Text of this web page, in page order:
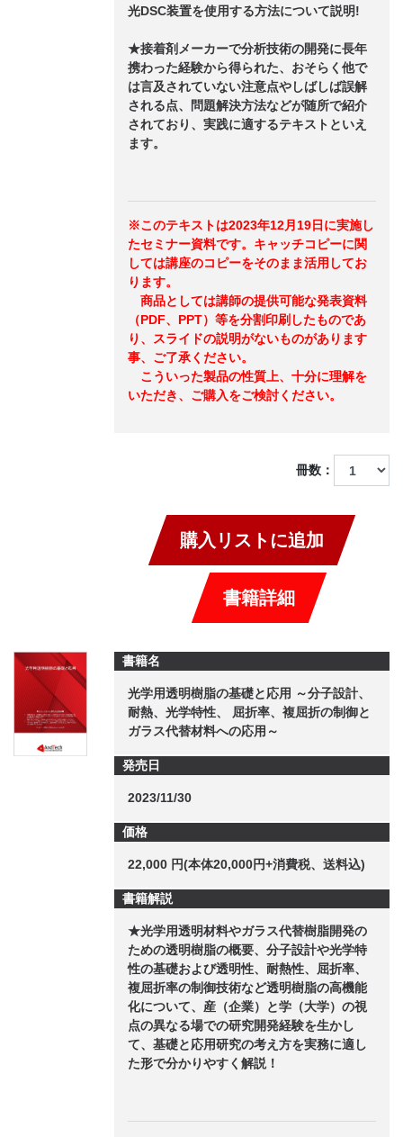
光DSC装置を使用する方法について説明!
★接着剤メーカーで分析技術の開発に長年
携わった経験から得られた、おそらく他で
は言及されていない注意点やしばしば誤解
される点、問題解決方法などが随所で紹介
されており、実践に適するテキストといえ
ます。
※このテキストは2023年12月19日に実施し
たセミナー資料です。キャッチコピーに関
しては講座のコピーをそのまま活用してお
ります。
商品としては講師の提供可能な発表資料
（PDF、PPT）等を分割印刷したものであ
り、スライドの説明がないものがあります
事、ご了承ください。
こういった製品の性質上、十分に理解を
いただき、ご購入をご検討ください。
冊数：
購入リストに追加
書籍詳細
書籍名
光学用透明樹脂の基礎と応用 ～分子設計、
耐熱、光学特性、 屈折率、複屈折の制御と
ガラス代替材料への応用～
発売日
2023/11/30
価格
22,000 円(本体20,000円+消費税、送料込)
書籍解説
★光学用透明材料やガラス代替樹脂開発の
ための透明樹脂の概要、分子設計や光学特
性の基礎および透明性、耐熱性、屈折率、
複屈折率の制御技術など透明樹脂の高機能
化について、産（企業）と学（大学）の視
点の異なる場での研究開発経験を生かし
て、基礎と応用研究の考え方を実務に適し
た形で分かりやすく解説！